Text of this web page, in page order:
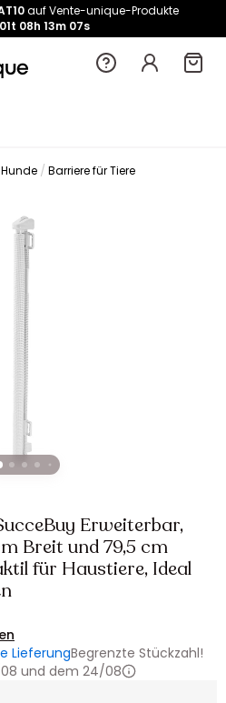
auf Vente-unique-Produkte
01t 08h 13m 07s
Barriere für Tiere
Erweiterbar,
Breit und 79,5 cm
für Haustiere, Ideal
LieferungBegrenzte Stückzahl!
und dem 24/08